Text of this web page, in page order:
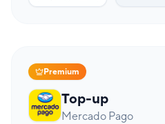
Premium
Top-up
Mercado Pago